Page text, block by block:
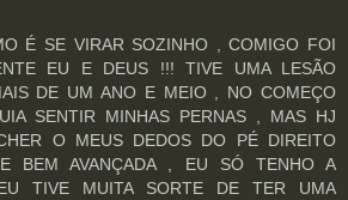
É SE VIRAR SOZINHO , COMIGO FOI
EU E DEUS !!! TIVE UMA LESÃO
DE UM ANO E MEIO , NO COMEÇO
SENTIR MINHAS PERNAS , MAS HJ
O MEUS DEDOS DO PÉ DIREITO
BEM AVANÇADA , EU SÓ TENHO A
TIVE MUITA SORTE DE TER UMA